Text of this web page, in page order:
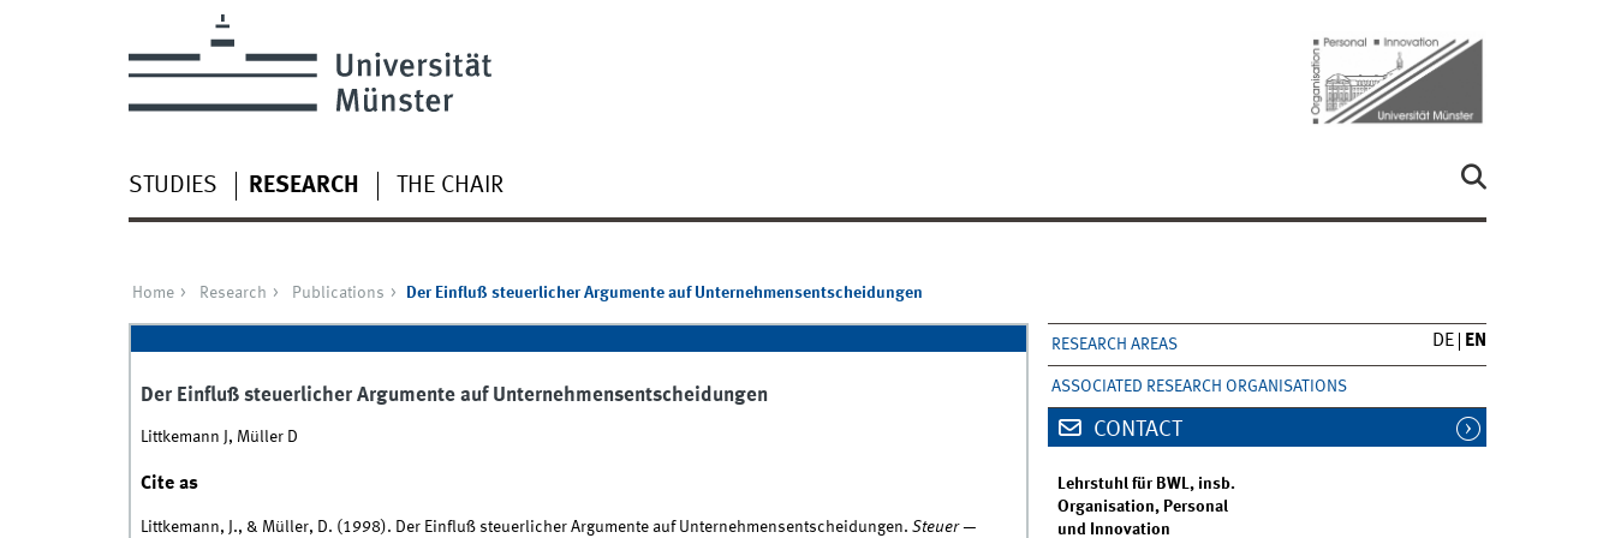
STUDIES RESEARCH THE CHAIR
DE EN
Home Research Publications Der Einfluß steuerlicher Argumente auf Unternehmensentscheidungen
RESEARCH AREAS
ASSOCIATED RESEARCH ORGANISATIONS
Der Einfluß steuerlicher Argumente auf Unternehmensentscheidungen
Littkemann J, Müller D
Cite as
Littkemann, J., & Müller, D. (1998). Der Einfluß steuerlicher Argumente auf Unternehmensentscheidungen. Steuer —
CONTACT
Lehrstuhl für BWL, insb.
Organisation, Personal
und Innovation